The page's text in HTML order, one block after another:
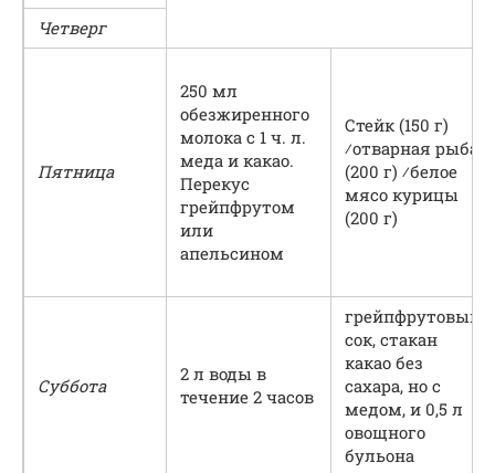
Четверг
Пятница
250 мл
обезжиренного
молока с 1 ч. л.
меда и какао.
Перекус
грейпфрутом
или
апельсином
Стейк (150 г)
⁄отварная рыба
(200 г) ⁄белое
мясо курицы
(200 г)
Суббота
2 л воды в
течение 2 часов
грейпфрутовый
сок, стакан
какао без
сахара, но с
медом, и 0,5 л
овощного
бульона